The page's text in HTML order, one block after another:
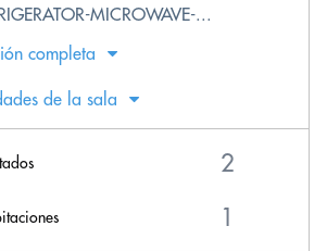
MICROWAVE-...
completa
de la sala